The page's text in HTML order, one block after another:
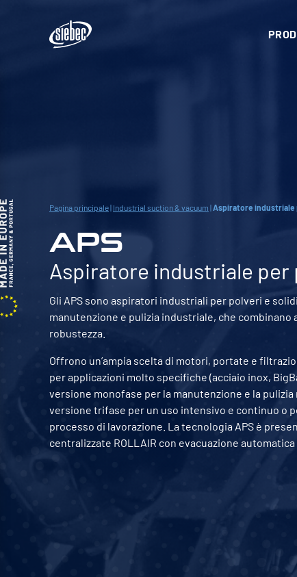
Pagina principale| Industrial suction & vacuum |Aspiratore industriale
APS
Aspiratore industriale per
Gli APS sono aspiratori industriali per polveri e
manutenzione e pulizia industriale, che combinano
robustezza.
Offrono un’ampia scelta di motori, portate e
per applicazioni molto specifiche (acciaio inox,
versione monofase per la manutenzione e la
versione trifase per un uso intensivo e continuo o
processo di lavorazione. La tecnologia APS è
centralizzate ROLLAIR con evacuazione